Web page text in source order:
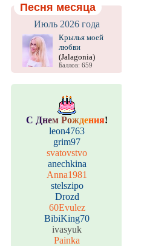
Песня месяца
Июль 2026 года
Крылья моей
любви
(Jalagonia)
Баллов: 659
С Днем Рождения!
leon4763
grim97
svatovstvo
anechkina
Anna1981
stelszipo
Drozd
60Evulez
BibiKing70
ivasyuk
Painka